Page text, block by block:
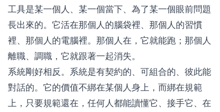
工具是某一個人、某一個當下、為了某一個眼前問題
長出來的。它活在那個人的腦袋裡、那個人的習慣
裡、那個人的電腦裡。那個人在，它就能跑；那個人
離職、調職，它就跟著一起消失。
系統剛好相反。系統是有契約的、可組合的、彼此能
對話的。它的價值不綁在某個人身上，而綁在規範
上，只要規範還在，任何人都能讀懂它、接手它、在